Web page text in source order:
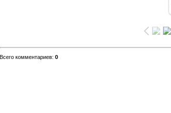
Всего комментариев: 0